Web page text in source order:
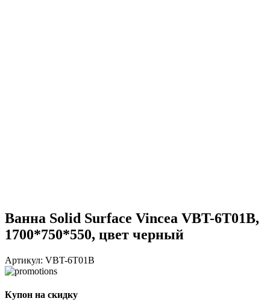
Ванна Solid Surface Vincea VBT-6T01B,
1700*750*550, цвет черный
Артикул: VBT-6T01B
Купон на скидку